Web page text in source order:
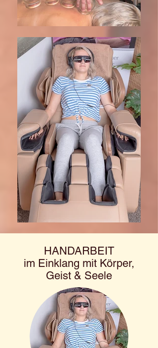
HANDARBEIT
im Einklang mit Körper,
Geist & Seele